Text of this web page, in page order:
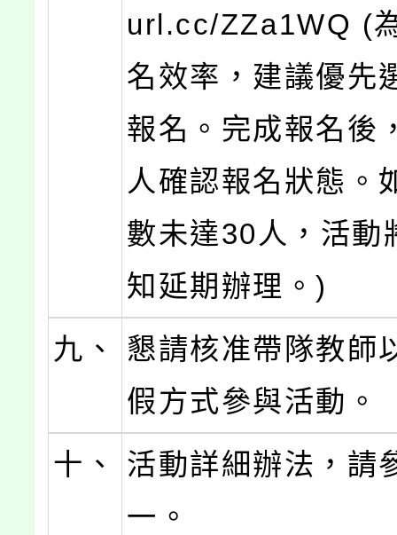
url.cc/ZZa1WQ (
名效率，建議優先
報名。完成報名後
人確認報名狀態。
數未達30人，活動
知延期辦理。)
九、
懇請核准帶隊教師
假方式參與活動。
十、
活動詳細辦法，請
一。